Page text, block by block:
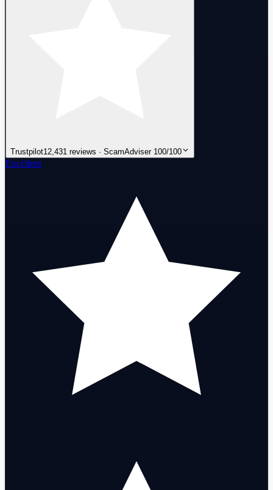
Trustpilot12,431 reviews · ScamAdviser 100/100
Excellent